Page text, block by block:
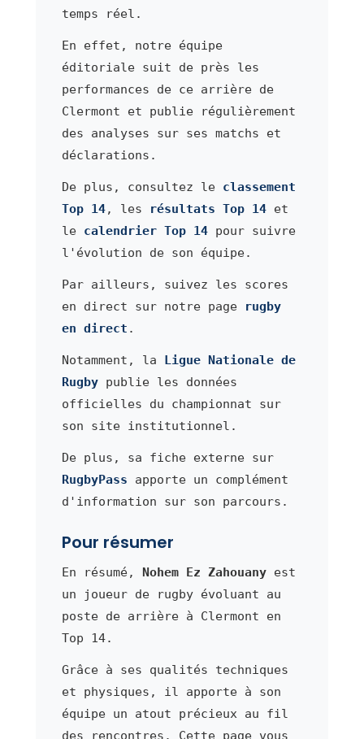
temps réel.
En effet, notre équipe
éditoriale suit de près les
performances de ce arrière de
Clermont et publie régulièrement
des analyses sur ses matchs et
déclarations.
De plus, consultez le classement
Top 14, les résultats Top 14et
le calendrier Top 14pour suivre
l'évolution de son équipe.
Par ailleurs, suivez les scores
en direct sur notre page
rugby
en direct .
Notamment, la Ligue Nationale de
Rugbypublie les données
officielles du championnat sur
son site institutionnel.
De plus, sa fiche externe sur
RugbyPass apporte un complément
d'information sur son parcours.
Pour résumer
En résumé, Nohem Ez Zahouanyest
un joueur de rugby évoluant au
poste de arrière à Clermont en
Top 14.
Grâce à ses qualités techniques
et physiques, il apporte à son
équipe un atout précieux au fil
des rencontres. Cette page vous